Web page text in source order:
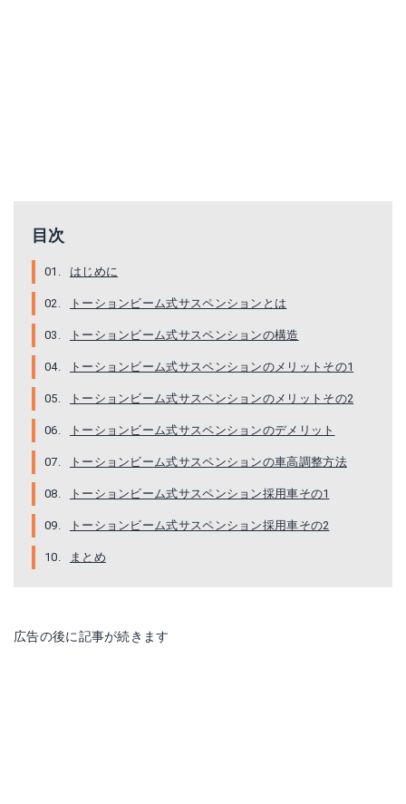
目次
はじめに
トーションビーム式サスペンションとは
トーションビーム式サスペンションの構造
トーションビーム式サスペンションのメリットその1
トーションビーム式サスペンションのメリットその2
トーションビーム式サスペンションのデメリット
トーションビーム式サスペンションの車高調整方法
トーションビーム式サスペンション採用車その1
トーションビーム式サスペンション採用車その2
まとめ
広告の後に記事が続きます